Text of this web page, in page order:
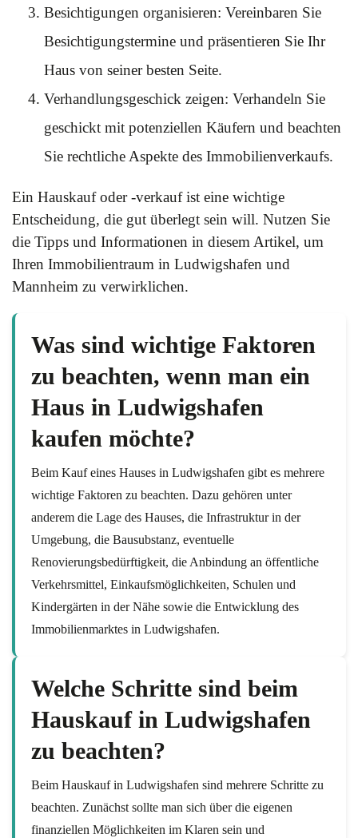
Besichtigungen organisieren: Vereinbaren Sie
Besichtigungstermine und präsentieren Sie Ihr
Haus von seiner besten Seite.
Verhandlungsgeschick zeigen: Verhandeln Sie
geschickt mit potenziellen Käufern und beachten
Sie rechtliche Aspekte des Immobilienverkaufs.
Ein Hauskauf oder -verkauf ist eine wichtige
Entscheidung, die gut überlegt sein will. Nutzen Sie
die Tipps und Informationen in diesem Artikel, um
Ihren Immobilientraum in Ludwigshafen und
Mannheim zu verwirklichen.
Was sind wichtige Faktoren
zu beachten, wenn man ein
Haus in Ludwigshafen
kaufen möchte?
Beim Kauf eines Hauses in Ludwigshafen gibt es mehrere
wichtige Faktoren zu beachten. Dazu gehören unter
anderem die Lage des Hauses, die Infrastruktur in der
Umgebung, die Bausubstanz, eventuelle
Renovierungsbedürftigkeit, die Anbindung an öffentliche
Verkehrsmittel, Einkaufsmöglichkeiten, Schulen und
Kindergärten in der Nähe sowie die Entwicklung des
Immobilienmarktes in Ludwigshafen.
Welche Schritte sind beim
Hauskauf in Ludwigshafen
zu beachten?
Beim Hauskauf in Ludwigshafen sind mehrere Schritte zu
beachten. Zunächst sollte man sich über die eigenen
finanziellen Möglichkeiten im Klaren sein und